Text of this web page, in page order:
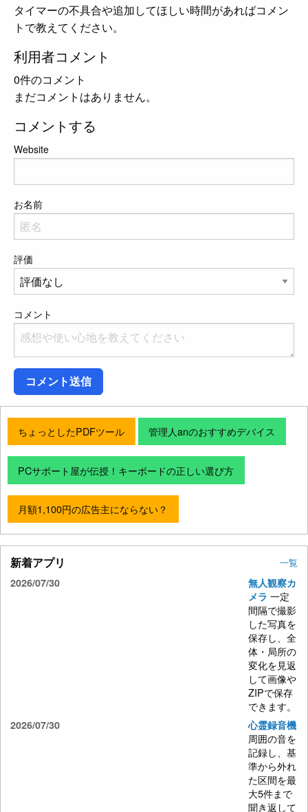
タイマーの不具合や追加してほしい時間があればコメン
トで教えてください。
利用者コメント
0件のコメント
まだコメントはありません。
コメントする
Website
お名前
評価
コメント
コメント送信
ちょっとしたPDFツール 管理人anのおすすめデバイス
PCサポート屋が伝授！キーボードの正しい選び方
月額1,100円の広告主にならない？
新着アプリ 一覧
2026/07/30
無人観察カ
メラ 一定
間隔で撮影
した写真を
保存し、全
体・局所の
変化を見返
して画像や
ZIPで保存
できます。
2026/07/30 心霊録音機
周囲の音を
記録し、基
準から外れ
た区間を最
大5件まで
聞き返して